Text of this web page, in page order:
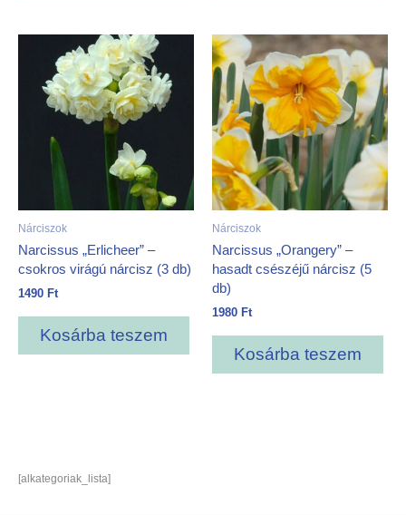
Nárciszok
Narcissus „Erlicheer” –
csokros virágú nárcisz (3 db)
1490 Ft
Kosárba teszem
Nárciszok
Narcissus „Orangery” –
hasadt csészéjű nárcisz (5
db)
1980 Ft
Kosárba teszem
[alkategoriak_lista]